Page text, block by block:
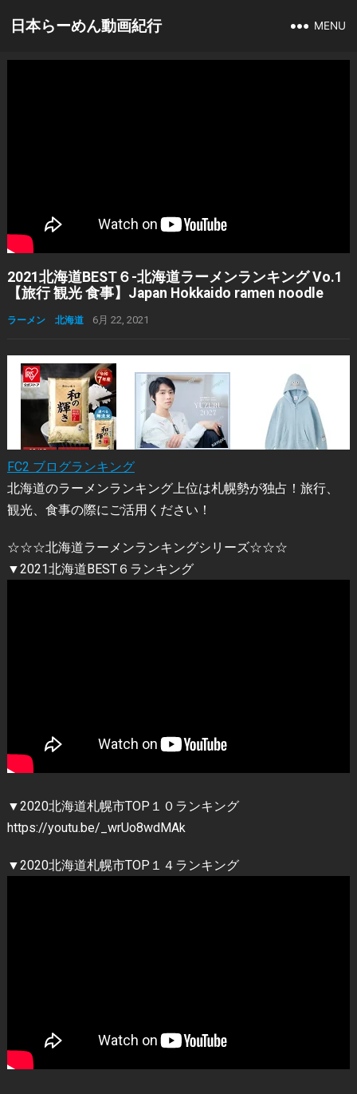
日本らーめん動画紀行 MENU
2021北海道BEST６-北海道ラーメンランキング Vo.1
【旅行 観光 食事】Japan Hokkaido ramen noodle
ラーメン 北海道 6月 22, 2021
FC2 ブログランキング
北海道のラーメンランキング上位は札幌勢が独占！旅行、
観光、食事の際にご活用ください！
☆☆☆北海道ラーメンランキングシリーズ☆☆☆
▼2021北海道BEST６ランキング
▼2020北海道札幌市TOP１０ランキング
https://youtu.be/_wrUo8wdMAk
▼2020北海道札幌市TOP１４ランキング